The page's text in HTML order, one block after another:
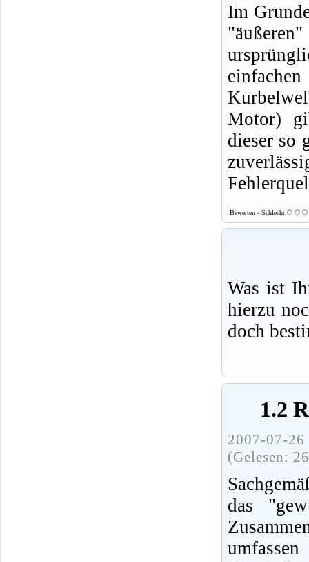
Im
Motor)
dieser so
Bewerten - Schlecht
Was ist
hierzu
doch
1.2
2007-07-
(Gelesen:
das